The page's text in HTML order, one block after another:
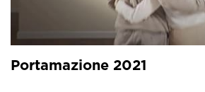
Portamazione 2021